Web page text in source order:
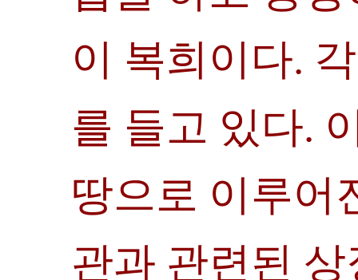
이 복희이다.
를 들고 있다.
땅으로 이루어
관과 관련된